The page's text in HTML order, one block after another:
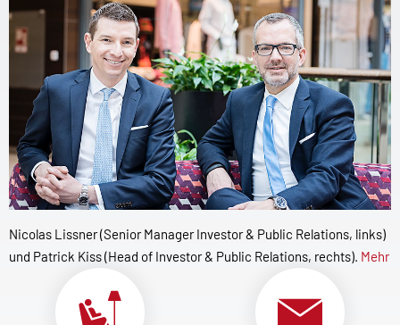
Nicolas Lissner (Senior Manager Investor & Public Relations, links)
und Patrick Kiss (Head of Investor & Public Relations, rechts). Mehr